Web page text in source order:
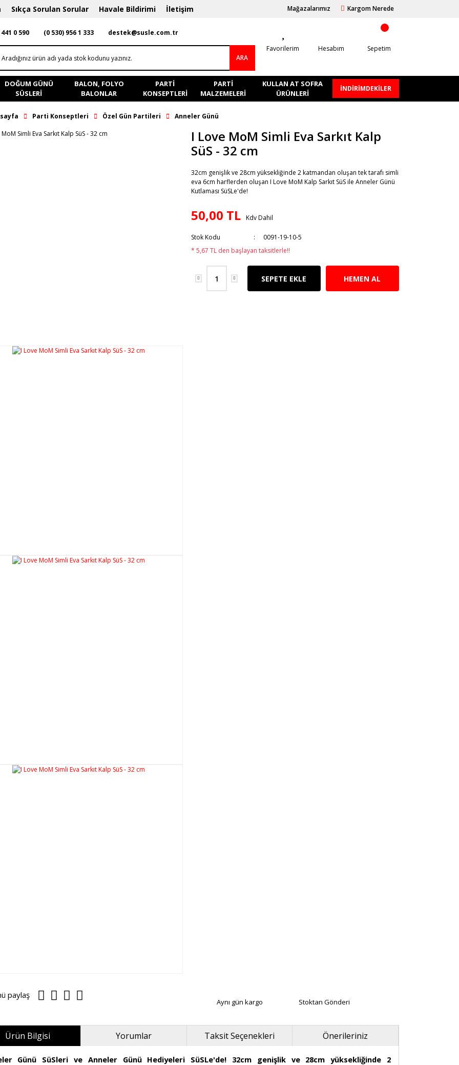
Sıkça Sorulan Sorular Havale Bildirimi İletişim Mağazalarımız Kargom Nerede
0 590 (0 530) 956 1 333 destek@susle.com.tr
ARA
Favorilerim Hesabım Sepetim
DOĞUM GÜNÜ
SÜSLERI
BALON, FOLYO
BALONLAR
PARTI
KONSEPTLERI
PARTI
MALZEMELERI
KULLAN AT SOFRA
ÜRÜNLERI
İNDİRİMDEKİLER
Parti Konseptleri Özel Gün Partileri Anneler Günü
I Love MoM Simli Eva Sarkıt Kalp
SüS - 32 cm
32cm genişlik ve 28cm yüksekliğinde 2 katmandan oluşan tek tarafı simli
eva 6cm harflerden oluşan I Love MoM Kalp Sarkıt SüS ile Anneler Günü
Kutlaması SüSLe'de!
50,00 TL Kdv Dahil
Stok Kodu
0091-19-10-5
* 5,67 TL den başlayan taksitlerle!!
SEPETE EKLE HEMEN AL
paylaş
Aynı gün kargo Stoktan Gönderi
Ürün Bilgisi Yorumlar Taksit Seçenekleri Önerileriniz
Günü SüSleri ve Anneler Günü Hediyeleri SüSLe'de! 32cm genişlik ve 28cm yüksekliğinde 2